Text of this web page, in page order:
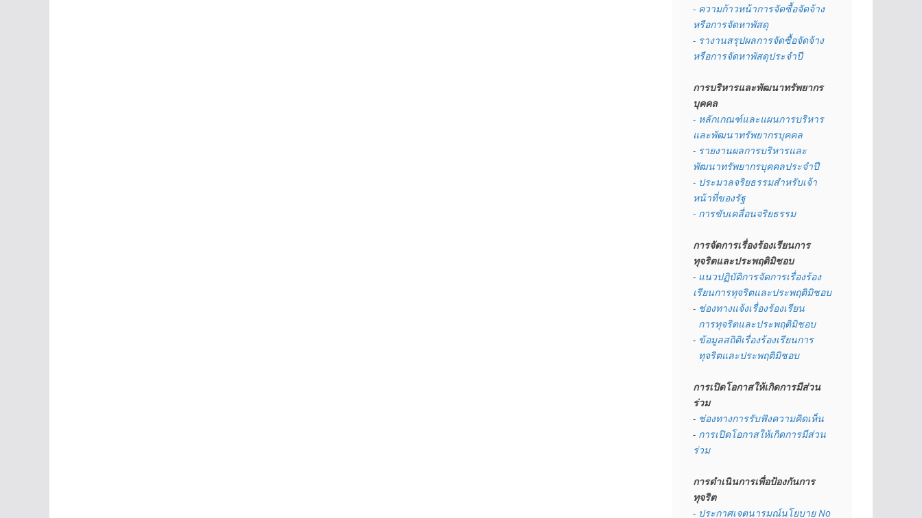
- ความก้าวหน้าการจัดซื้อจัดจ้าง
หรือการจัดหาพัสดุ
- รางานสรุปผลการจัดซื้อจัดจ้าง
หรือการจัดหาพัสดุประจำปี
การบริหารและพัฒนาทรัพยากร
บุคคล
- หลักเกณฑ์และแผนการบริหาร
และพัฒนาทรัพยากรบุคคล
- รายงานผลการบริหารและ
พัฒนาทรัพยากรบุคคลประจำปี
- ประมวลจริยธรรมสำหรับเจ้า
หน้าที่ของรัฐ
- การขับเคลื่อนจริยธรรม
การจัดการเรื่องร้องเรียนการ
ทุจริตและประพฤติมิชอบ
- แนวปฏิบัติการจัดการเรื่องร้อง
เรียนการทุจริตและประพฤติมิชอบ
- ช่องทางแจ้งเรื่องร้องเรียน
  การทุจริตและประพฤติมิชอบ
- ข้อมูลสถิติเรื่องร้องเรียนการ
  ทุจริตและประพฤติมิชอบ
การเปิดโอกาสให้เกิดการมีส่วน
ร่วม
- ช่องทางการรับฟังความคิดเห็น
- การเปิดโอกาสให้เกิดการมีส่วน
ร่วม
การดำเนินการเพื่อป้องกันการ
ทุจริต
- ประกาศเจตนารมณ์นโยบาย No